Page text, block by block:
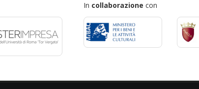
In collaborazione con